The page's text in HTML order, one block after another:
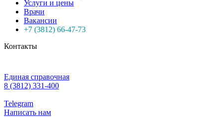
Услуги и цены
Врачи
Вакансии
+7 (3812) 66-47-73
Контакты
Единая справочная
8 (3812) 331-400
Telegram
Написать нам